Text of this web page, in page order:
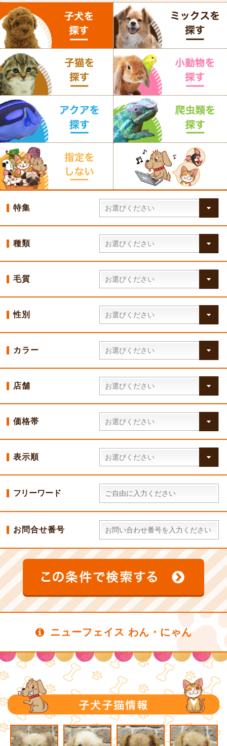
特集
種類
毛質
性別
カラー
店舗
価格帯
表示順
フリーワード
お問合せ番号
ニューフェイス わん・にゃん